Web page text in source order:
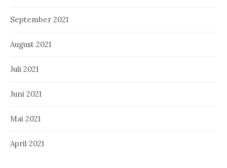
September 2021
August 2021
Juli 2021
Juni 2021
Mai 2021
April 2021